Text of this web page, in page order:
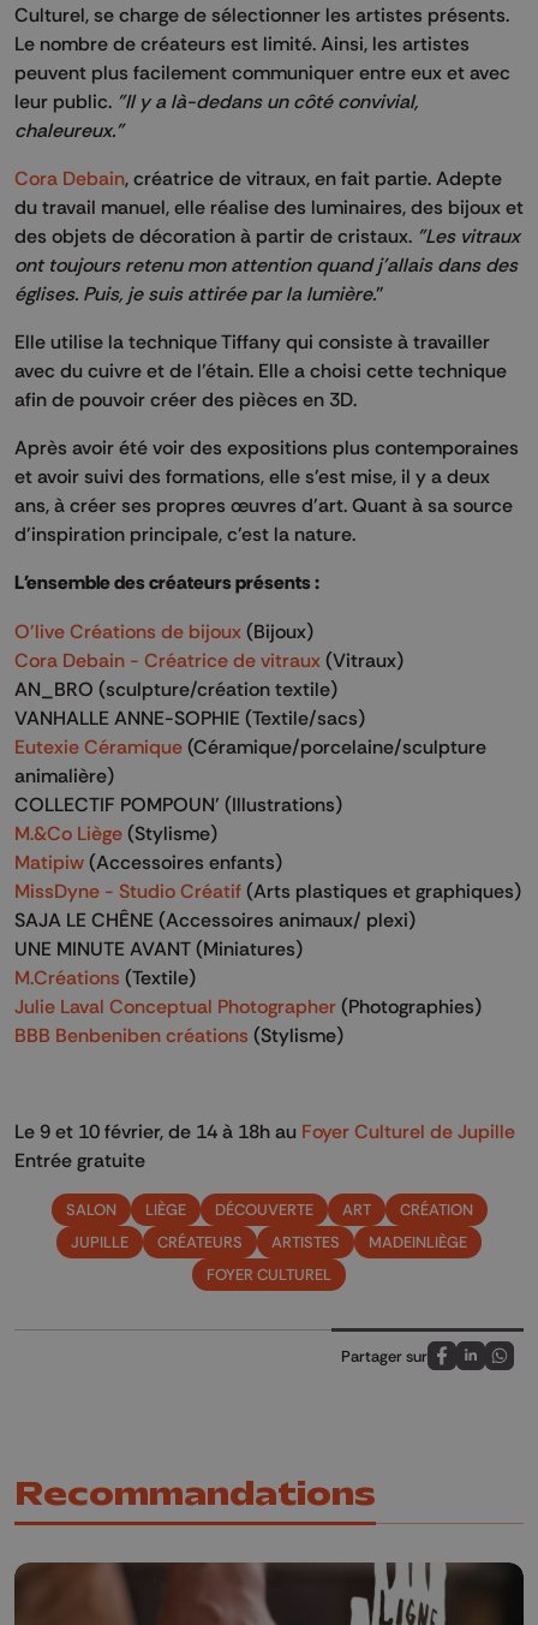
Culturel, se charge de sélectionner les artistes présents.
Le nombre de créateurs est limité. Ainsi, les artistes
peuvent plus facilement communiquer entre eux et avec
leur public. "Il y a là-dedans un côté convivial,
chaleureux."
Cora Debain, créatrice de vitraux, en fait partie. Adepte
du travail manuel, elle réalise des luminaires, des bijoux et
des objets de décoration à partir de cristaux. "Les vitraux
ont toujours retenu mon attention quand j'allais dans des
églises. Puis, je suis attirée par la lumière."
Elle utilise la technique Tiffany qui consiste à travailler
avec du cuivre et de l’étain. Elle a choisi cette technique
afin de pouvoir créer des pièces en 3D.
Après avoir été voir des expositions plus contemporaines
et avoir suivi des formations, elle s'est mise, il y a deux
ans, à créer ses propres œuvres d'art. Quant à sa source
d'inspiration principale, c'est la nature.
L'ensemble des créateurs présents :
O'live Créations de bijoux (Bijoux)
Cora Debain - Créatrice de vitraux (Vitraux)
AN_BRO (sculpture/création textile)
VANHALLE ANNE-SOPHIE (Textile/sacs)
Eutexie Céramique (Céramique/porcelaine/sculpture
animalière)
COLLECTIF POMPOUN’ (Illustrations)
M.&Co Liège (Stylisme)
Matipiw (Accessoires enfants)
MissDyne - Studio Créatif (Arts plastiques et graphiques)
SAJA LE CHÊNE (Accessoires animaux/ plexi)
UNE MINUTE AVANT (Miniatures)
M.Créations (Textile)
Julie Laval Conceptual Photographer (Photographies)
BBB Benbeniben créations (Stylisme)
Le 9 et 10 février, de 14 à 18h au Foyer Culturel de Jupille
Entrée gratuite
SALON LIÈGE DÉCOUVERTE ART
CRÉATION
JUPILLE
CRÉATEURS ARTISTES
MADEINLIÈGE
FOYER CULTUREL
Partager sur
Partagez sur
Partagez
Recommandations